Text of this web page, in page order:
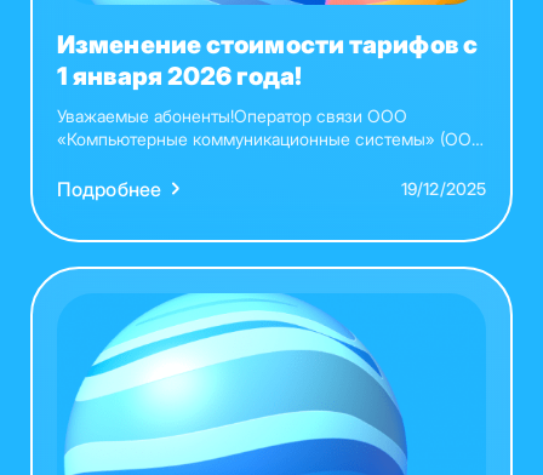
Изменение стоимости тарифов с
1 января 2026 года!
Уважаемые абоненты!Оператор связи ООО
«Компьютерные коммуникационные системы» (ООО
Подробнее 19/12/2025